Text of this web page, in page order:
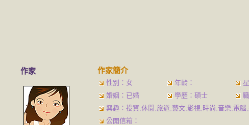
作家 作家簡介
性別：女 年齡：
婚姻：已婚
學歷：碩士
興趣：投資,休閒,旅遊,藝文,影視,時尚,音樂,電
公開信箱：